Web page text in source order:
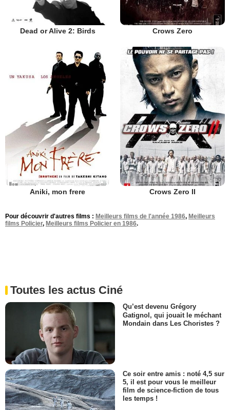
Dead or Alive 2: Birds Crows Zero
Aniki, mon frere Crows Zero II
Pour découvrir d'autres films : Meilleurs films de l'année 1986, Meilleurs
films Policier, Meilleurs films Policier en 1986.
Toutes les actus Ciné
Qu’est devenu Grégory
Gatignol, qui jouait le méchant
Mondain dans Les Choristes ?
Ce soir entre amis : noté 4,5 sur
5, il est pour vous le meilleur
film de science-fiction de tous
les temps !